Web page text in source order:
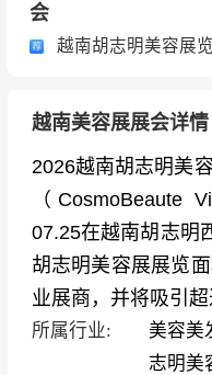
会
越南胡志明美容展
越南美容展展会详情
2026越南胡志明美
（CosmoBeaute
07.25在越南胡志明
胡志明美容展展览
业展商，并将吸引超
所属行业: 美容美
志明美